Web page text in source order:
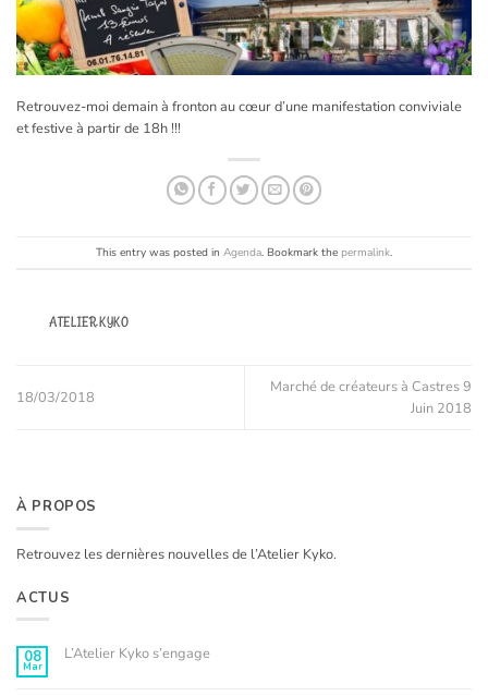
Retrouvez-moi demain à fronton au cœur d’une manifestation conviviale
et festive à partir de 18h !!!
This entry was posted in Agenda. Bookmark the permalink.
ATELIER.KYKO
18/03/2018
Marché de créateurs à Castres 9
Juin 2018
À PROPOS
Retrouvez les dernières nouvelles de l’Atelier Kyko.
ACTUS
08
Mar
L’Atelier Kyko s’engage